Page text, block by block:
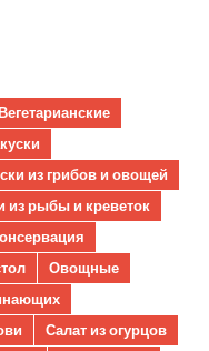
из грибов и овощей
из рыбы и креветок
Овощные
Салат из огурцов